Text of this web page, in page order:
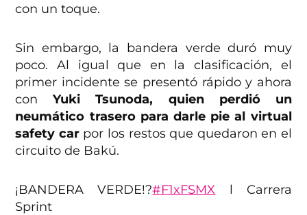
con un toque.
Sin embargo, la bandera verde duró muy
poco. Al igual que en la clasificación, el
primer incidente se presentó rápido y ahora
conYuki Tsunoda, quien perdió un
neumático trasero para darle pie al virtual
safety carpor los restos que quedaron en el
circuito de Bakú.
¡BANDERA VERDE!?#F1xFSMX l Carrera
Sprint